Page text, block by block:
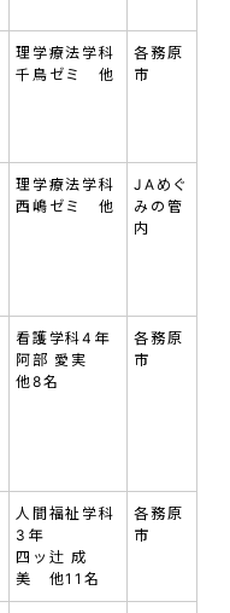
理学療法学科
千鳥ゼミ 他
各務原
市
理学療法学科
西嶋ゼミ 他
JAめぐ
みの管
内
看護学科4年
阿部 愛実
他8名
各務原
市
人間福祉学科
3年
四ッ辻 成
美 他11名
各務原
市